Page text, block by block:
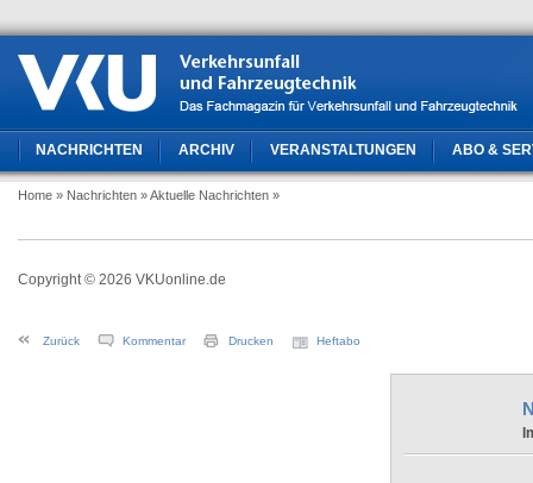
NACHRICHTEN ARCHIV VERANSTALTUNGEN ABO &
Home » Nachrichten » Aktuelle Nachrichten »
Copyright © 2026 VKUonline.de
Zurück Kommentar Drucken Heftabo